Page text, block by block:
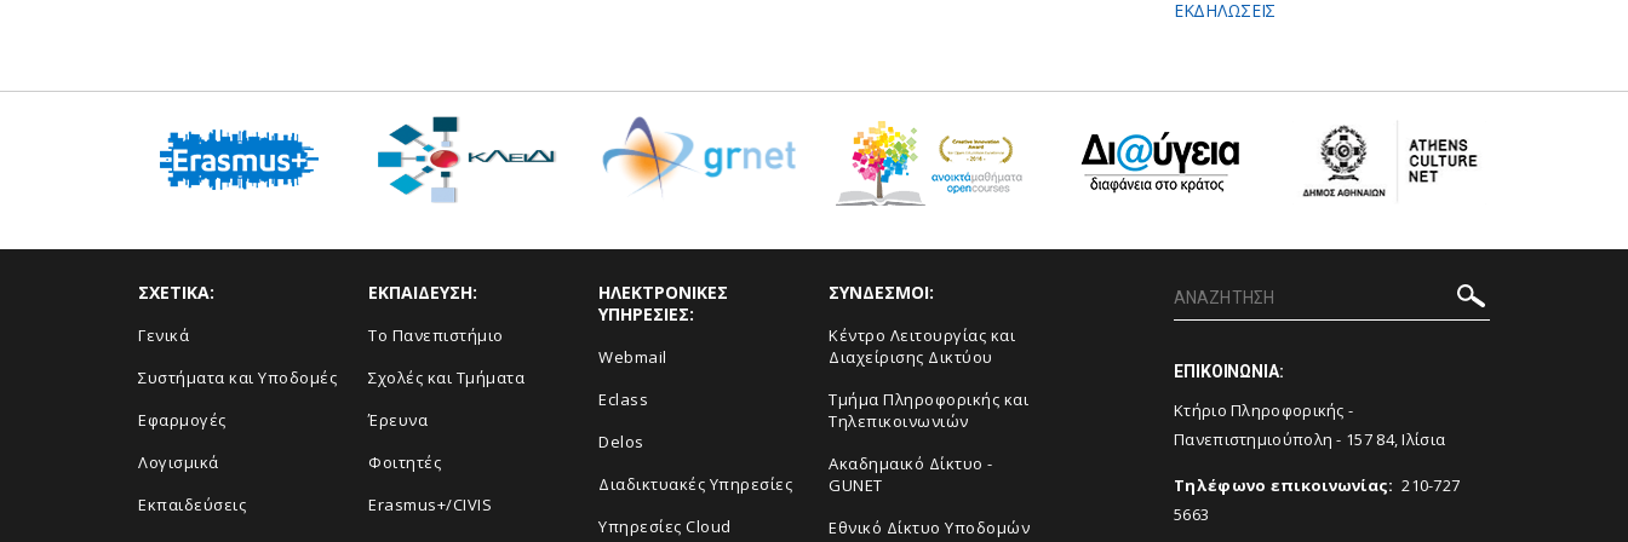
ΕΚΔΗΛΩΣΕΙΣ
ΣΧΕΤΙΚΑ:
Γενικά
Συστήματα και Υποδομές
Εφαρμογές
Λογισμικά
Εκπαιδεύσεις
ΕΚΠΑΙΔΕΥΣΗ:
Το Πανεπιστήμιο
Σχολές και Τμήματα
Έρευνα
Φοιτητές
Erasmus+/CIVIS
ΗΛΕΚΤΡΟΝΙΚΕΣ
ΥΠΗΡΕΣΙΕΣ:
Webmail
Eclass
Delos
Διαδικτυακές Υπηρεσίες
Υπηρεσίες Cloud
ΣΥΝΔΕΣΜΟΙ:
Κέντρο Λειτουργίας και
Διαχείρισης Δικτύου
Τμήμα Πληροφορικής και
Τηλεπικοινωνιών
Ακαδημαικό Δίκτυο -
GUNET
Εθνικό Δίκτυο Υποδομών
ΕΠΙΚΟΙΝΩΝΙΑ:
Κτήριο Πληροφορικής -
Πανεπιστημιούπολη - 157 84, Ιλίσια
Tηλέφωνο επικοινωνίας: 210-727
5663